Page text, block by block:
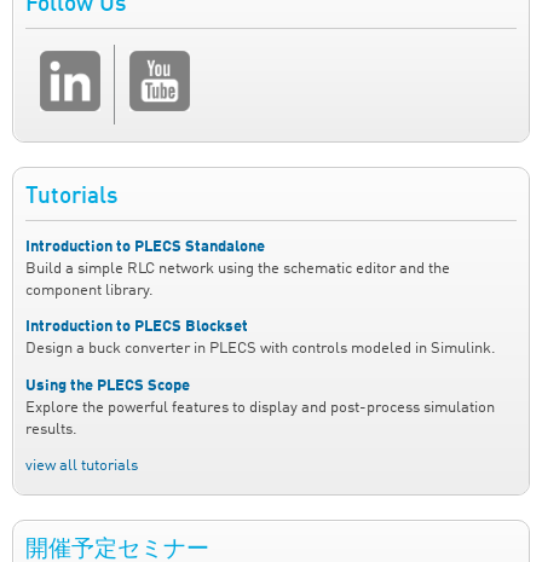
Follow Us
Tutorials
Introduction to PLECS Standalone
Build a simple RLC network using the schematic editor and the
component library.
Introduction to PLECS Blockset
Design a buck converter in PLECS with controls modeled in Simulink.
Using the PLECS Scope
Explore the powerful features to display and post-process simulation
results.
view all tutorials
開催予定セミナー